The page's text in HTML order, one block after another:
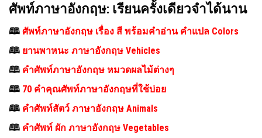
ศัพท์ภาษาอังกฤษ: เรียนครั้งเดียวจำได้นาน
🕮 ศัพท์ภาษาอังกฤษ เรื่อง สี พร้อมคำอ่าน คำแปล Colors
🕮 ยานพาหนะ ภาษาอังกฤษ Vehicles
🕮 คำศัพท์ภาษาอังกฤษ หมวดผลไม้ต่างๆ
🕮 70 คำคุณศัพท์ภาษาอังกฤษที่ใช้บ่อย
🕮 คำศัพท์สัตว์ ภาษาอังกฤษ Animals
🕮 คำศัพท์ ผัก ภาษาอังกฤษ Vegetables